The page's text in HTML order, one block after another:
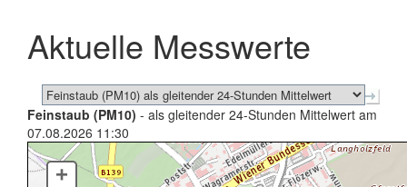
schließen
Aktuelle Messwerte
Feinstaub (PM10) - als gleitender 24-Stunden Mittelwert am
07.08.2026 11:30
+